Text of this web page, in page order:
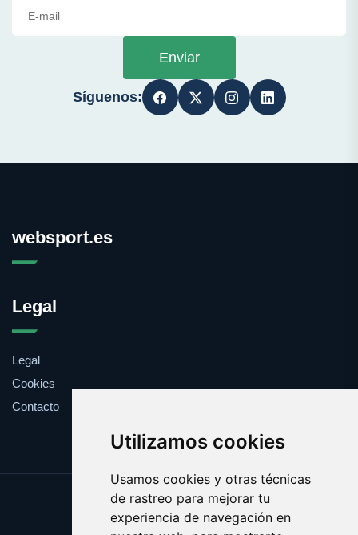
Utilizamos cookies
Usamos cookies y otras técnicas
de rastreo para mejorar tu
experiencia de navegación en
Enviar
Síguenos:
websport.es
Legal
Legal
Cookies
Contacto
Update cookies preferences
Copyright © 2025 websport.es